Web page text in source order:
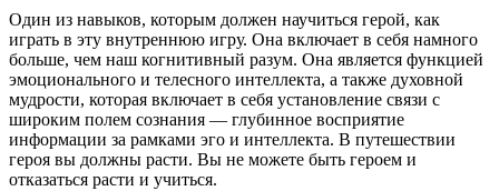
Один из навыков, которым должен научиться герой, как
играть в эту внутреннюю игру. Она включает в себя намного
больше, чем наш когнитивный разум. Она является функцией
эмоционального и телесного интеллекта, а также духовной
мудрости, которая включает в себя установление связи с
широким полем сознания — глубинное восприятие
информации за рамками эго и интеллекта. В путешествии
героя вы должны расти. Вы не можете быть героем и
отказаться расти и учиться.